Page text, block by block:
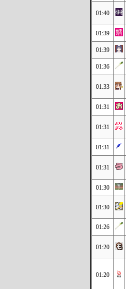
01:40
01:39
01:39
01:36
01:33
01:31
01:31
01:31
01:31
01:30
01:30
01:26
01:20
01:20